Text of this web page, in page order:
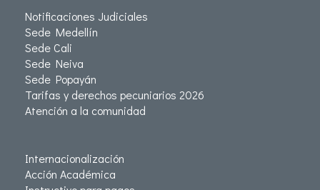
Notificaciones Judiciales
Sede Medellín
Sede Cali
Sede Neiva
Sede Popayán
Tarifas y derechos pecuniarios 2026
Atención a la comunidad
Internacionalización
Acción Académica